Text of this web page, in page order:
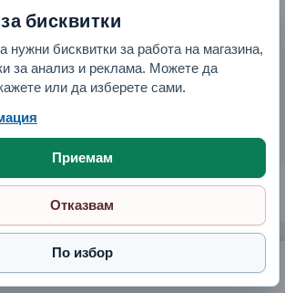
Поръчай
в Telegram
All rights reserved.
бисквитки
нужни бисквитки за работа на магазина,
за анализ и реклама. Можете да
или да изберете сами.
Приемам
Отказвам
По избор